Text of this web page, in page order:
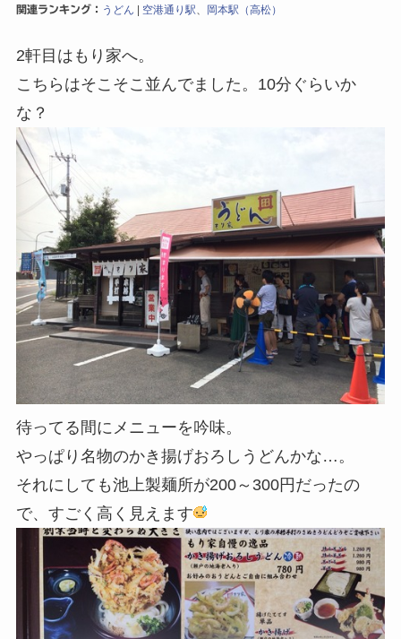
関連ランキング： うどん | 空港通り駅 岡本駅（高松）
2軒目はもり家へ。
こちらはそこそこ並んでました。10分ぐらいか
な？
待ってる間にメニューを吟味。
やっぱり名物のかき揚げおろしうどんかな…。
それにしても池上製麺所が200～300円だったの
で、すごく高く見えます